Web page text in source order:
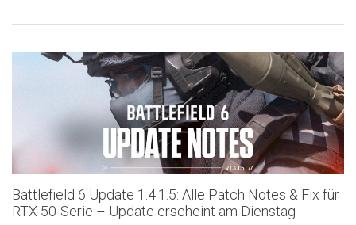
Battlefield 6 Update 1.4.1.5: Alle Patch Notes & Fix für
RTX 50-Serie – Update erscheint am Dienstag